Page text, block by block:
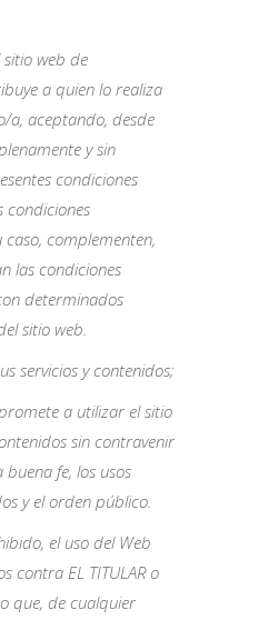
sitio web de
a quien lo realiza
a, aceptando, desde
y sin
condiciones
condiciones
complementen,
las condiciones
determinados
sitio web.
servicios y contenidos;
a utilizar el sitio
sin contravenir
buena fe, los usos
y el orden público.
el uso del Web
contra EL TITULAR o
que, de cualquier